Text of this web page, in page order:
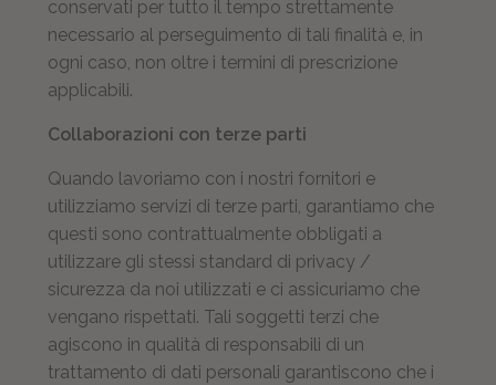
conservati per tutto il tempo strettamente
necessario al perseguimento di tali finalità e, in
ogni caso, non oltre i termini di prescrizione
applicabili.
Collaborazioni con terze parti
Quando lavoriamo con i nostri fornitori e
utilizziamo servizi di terze parti, garantiamo che
questi sono contrattualmente obbligati a
utilizzare gli stessi standard di privacy /
sicurezza da noi utilizzati e ci assicuriamo che
vengano rispettati. Tali soggetti terzi che
agiscono in qualità di responsabili di un
trattamento di dati personali garantiscono che i